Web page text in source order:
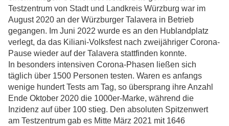
Testzentrum von Stadt und Landkreis Würzburg war im
August 2020 an der Würzburger Talavera in Betrieb
gegangen. Im Juni 2022 wurde es an den Hublandplatz
verlegt, da das Kiliani-Volksfest nach zweijähriger Corona-
Pause wieder auf der Talavera stattfinden konnte.
In besonders intensiven Corona-Phasen ließen sich
täglich über 1500 Personen testen. Waren es anfangs
wenige hundert Tests am Tag, so übersprang ihre Anzahl
Ende Oktober 2020 die 1000er-Marke, während die
Inzidenz auf über 100 stieg. Den absoluten Spitzenwert
am Testzentrum gab es Mitte März 2021 mit 1646